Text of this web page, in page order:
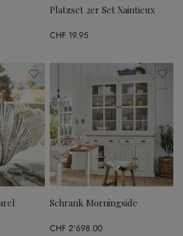
Platzset 2er Set Xaintieux
CHF 19.95
Schrank Morningside
CHF 2’698.00